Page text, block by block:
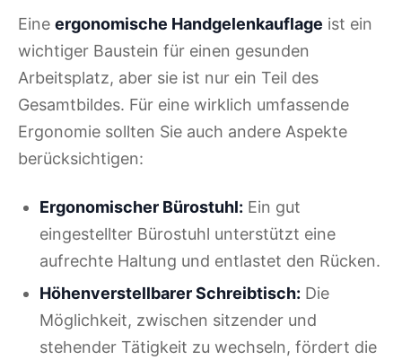
Eine ergonomische Handgelenkauflage ist ein
wichtiger Baustein für einen gesunden
Arbeitsplatz, aber sie ist nur ein Teil des
Gesamtbildes. Für eine wirklich umfassende
Ergonomie sollten Sie auch andere Aspekte
berücksichtigen:
Ergonomischer Bürostuhl: Ein gut
eingestellter Bürostuhl unterstützt eine
aufrechte Haltung und entlastet den Rücken.
Höhenverstellbarer Schreibtisch: Die
Möglichkeit, zwischen sitzender und
stehender Tätigkeit zu wechseln, fördert die